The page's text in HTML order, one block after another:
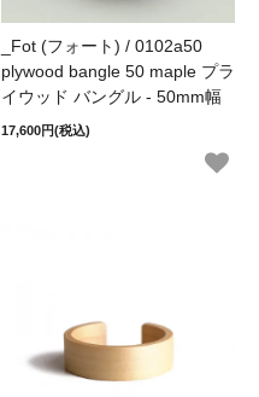
_Fot (フォート) / 0102a50
plywood bangle 50 maple プラ
イウッド バングル - 50mm幅
17,600円(税込)